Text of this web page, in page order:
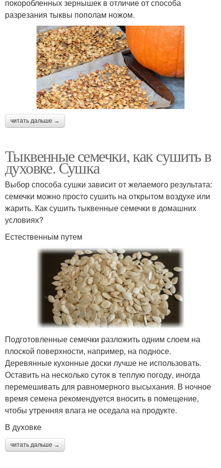
покоробленных зернышек в отличие от способа
разрезания тыквы пополам ножом.
читать дальше →
Тыквенные семечки, как сушить в
духовке. Сушка
Выбор способа сушки зависит от желаемого результата:
семечки можно просто сушить на открытом воздухе или
жарить. Как сушить тыквенные семечки в домашних
условиях?
Естественным путем
Подготовленные семечки разложить одним слоем на
плоской поверхности, например, на подносе.
Деревянные кухонные доски лучше не использовать.
Оставить на несколько суток в теплую погоду, иногда
перемешивать для равномерного высыхания. В ночное
время семена рекомендуется вносить в помещение,
чтобы утренняя влага не оседала на продукте.
В духовке
читать дальше →